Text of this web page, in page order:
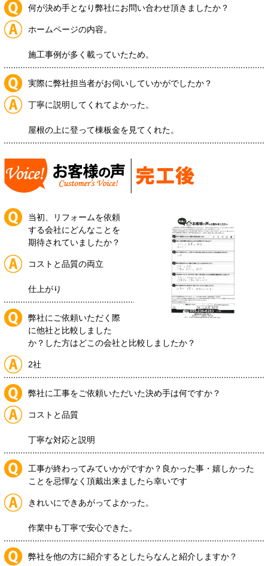
何が決め手となり弊社にお問い合わせ頂きましたか？
ホームページの内容。
施工事例が多く載っていたため。
実際に弊社担当者がお伺いしていかがでしたか？
丁寧に説明してくれてよかった。
屋根の上に登って棟板金を見てくれた。
当初、リフォームを依頼
する会社にどんなことを
期待されていましたか？
コストと品質の両立
仕上がり
弊社にご依頼いただく際
に他社と比較しました
か？した方はどこの会社と比較しましたか？
2社
弊社に工事をご依頼いただいた決め手は何ですか？
コストと品質
丁寧な対応と説明
工事が終わってみていかがですか？良かった事・嬉しかった
ことを忌憚なく頂戴出来ましたら幸いです
きれいにできあがってよかった。
作業中も丁寧で安心できた。
弊社を他の方に紹介するとしたらなんと紹介しますか？